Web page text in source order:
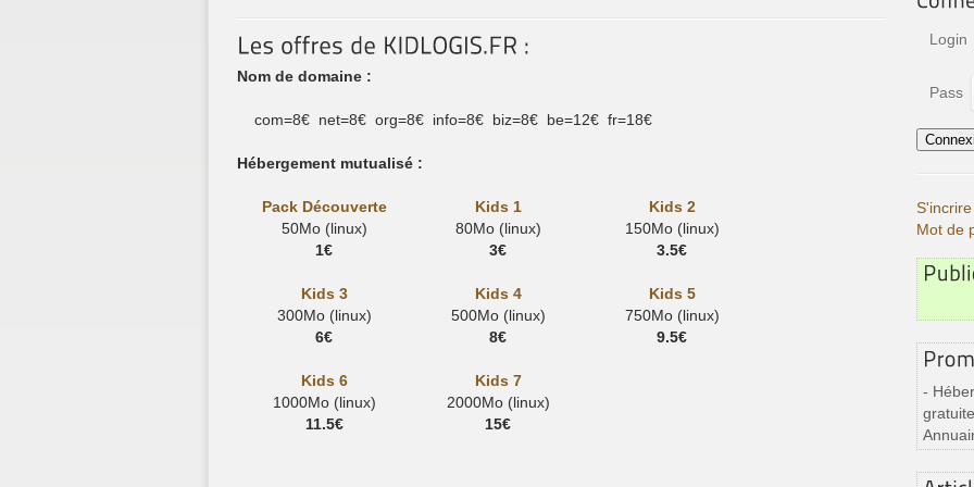
Nom de domaine :
com=8€ net=8€ org=8€ info=8€ biz=8€ be=12€ fr=18€
Hébergement mutualisé :
Pack Découverte
50Mo (linux)
1€
Kids 1
80Mo (linux)
3€
Kids 2
150Mo (linux)
3.5€
Kids 3
300Mo (linux)
6€
Kids 4
500Mo (linux)
8€
Kids 5
750Mo (linux)
9.5€
Kids 6
1000Mo (linux)
11.5€
Kids 7
2000Mo (linux)
15€
Login
Pass
Mot de
-